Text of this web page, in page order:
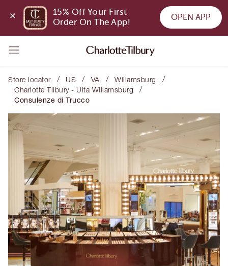
15% Off Your First
Order On The App!
OPEN APP
Store locator / US / VA / Wiliamsburg /
Charlotte Tilbury - Ulta Wiliamsburg /
Consulenze di Trucco